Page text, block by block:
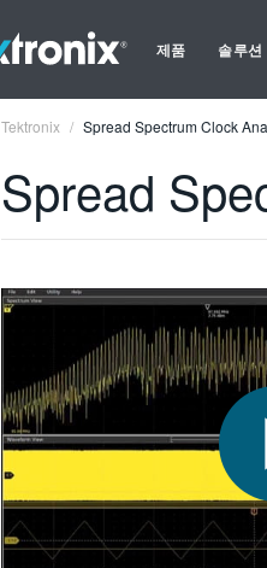
제품 솔루션
Tektronix Spread Spectrum Clock
Spread